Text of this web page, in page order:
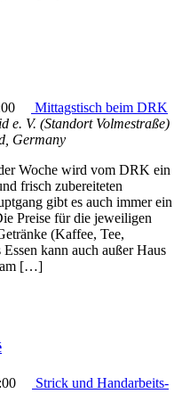
Mittagstisch beim DRK
e. V. (Standort Volmestraße)
Germany
Woche wird vom DRK ein
frisch zubereiteten
gibt es auch immer ein
Preise für die jeweiligen
(Kaffee, Tee,
kann auch außer Haus
[…]
Strick und Handarbeits-